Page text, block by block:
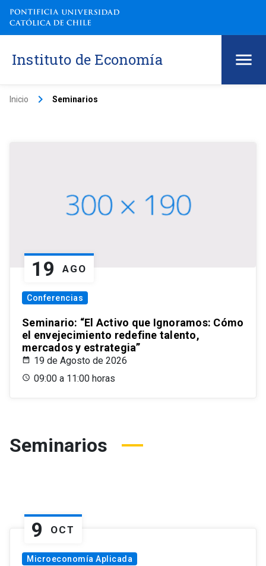
Instituto de Economía
Inicio keyboard_arrow_right Seminarios
19 AGO
Conferencias
Seminario: “El Activo que Ignoramos: Cómo
el envejecimiento redefine talento,
mercados y estrategia”
19 de Agosto de 2026
09:00 a 11:00 horas
Seminarios
9 OCT
Microeconomía Aplicada